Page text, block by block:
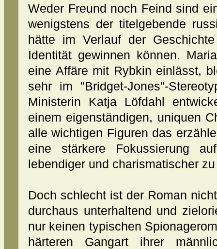
Weder Freund noch Feind sind
wenigstens der titelgebende
hätte im Verlauf der
Identität gewinnen können.
eine Affäre mit Rybkin einlässt,
sehr im "Bridget-Jones"-
Ministerin Katja Löfdahl
einem eigenständigen, uniquen
alle wichtigen Figuren das
eine stärkere Fokussierung
lebendiger und charismatischer
Doch schlecht ist der Roman
durchaus unterhaltend und
nur keinen typischen
härteren Gangart ihrer